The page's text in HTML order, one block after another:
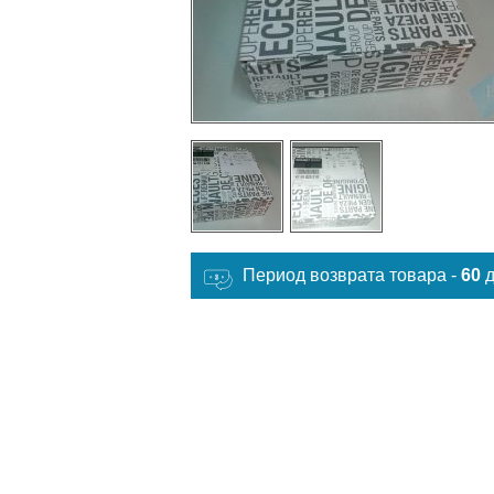
Период возврата товара - 60